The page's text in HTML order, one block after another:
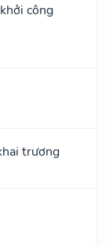
công
trương